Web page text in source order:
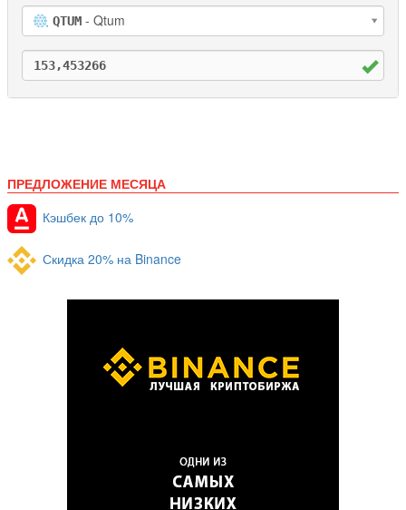
QTUM - Qtum
ПРЕДЛОЖЕНИЕ МЕСЯЦА
Кэшбек до 10%
Скидка 20% на Binance